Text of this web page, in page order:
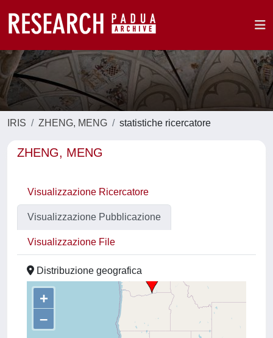
IRIS ZHENG, MENG statistiche ricercatore
ZHENG, MENG
Visualizzazione Ricercatore
Visualizzazione Pubblicazione
Visualizzazione File
Distribuzione geografica
+
–